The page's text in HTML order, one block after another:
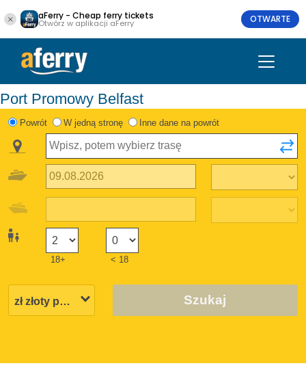
aFerry - Cheap ferry tickets
Otwórz w aplikacji aFerry OTWARTE
Port Promowy Belfast
Powrót W jedną stronę Inne dane na powrót
18+ < 18
Szukaj